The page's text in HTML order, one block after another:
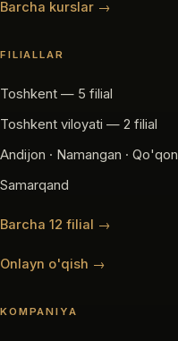
Barcha kurslar →
FILIALLAR
Toshkent — 5 filial
Toshkent viloyati — 2 filial
Andijon · Namangan · Qo'qon
Samarqand
Barcha 12 filial →
Onlayn o'qish →
KOMPANIYA